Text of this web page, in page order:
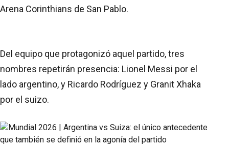
Arena Corinthians de San Pablo.
Del equipo que protagonizó aquel partido, tres
nombres repetirán presencia: Lionel Messi por el
lado argentino, y Ricardo Rodríguez y Granit Xhaka
por el suizo.